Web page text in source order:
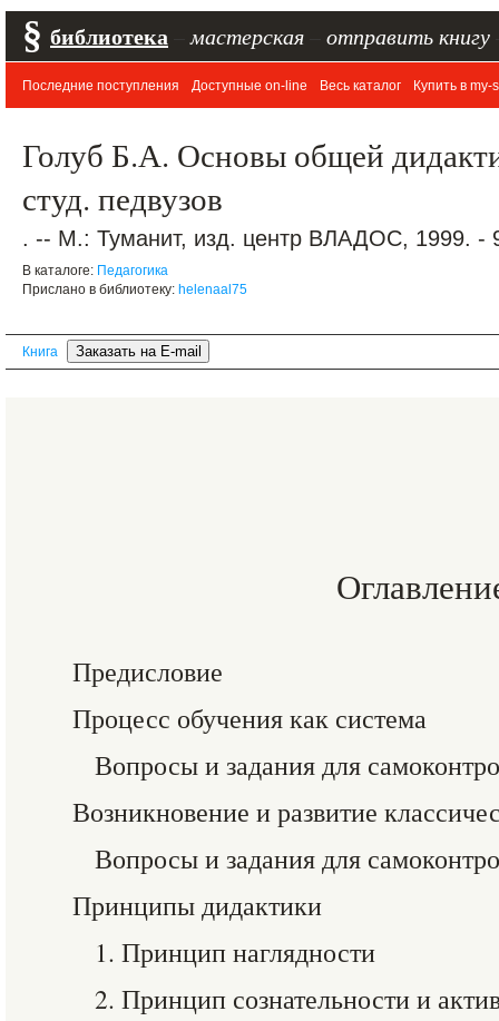
§ библиотека мастерская отправить книгу
Последние поступления Доступные on-line Весь каталог Купить в my-
Голуб Б.А. Основы общей
студ. педвузов
. -- М.: Туманит, изд. центр ВЛАДОС, 1999. -
В каталоге: Педагогика
Прислано в библиотеку: helenaal75
Книга
Предисловие
Процесс обучения как система
Вопросы и задания для
Возникновение и развитие
Вопросы и задания для
Принципы дидактики
1. Принцип наглядности
2. Принцип сознательности и